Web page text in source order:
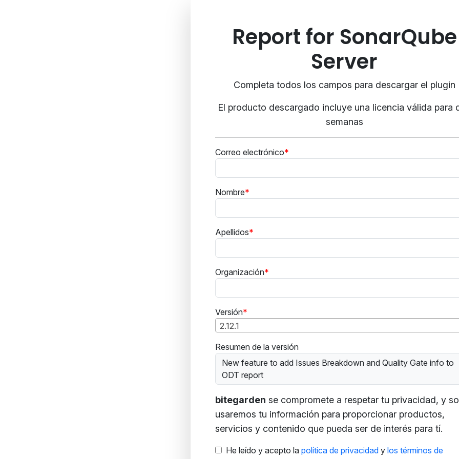
Report for SonarQube
Server
Completa todos los campos para descargar el plugin
El producto descargado incluye una licencia válida para
semanas
Correo electrónico
Nombre
Apellidos
Organización
Versión
2.12.1
Resumen de la versión
New feature to add Issues Breakdown and Quality Gate info to
ODT report
bitegarden se compromete a respetar tu privacidad, y
usaremos tu información para proporcionar productos,
servicios y contenido que pueda ser de interés para tí.
He leído y acepto la política de privacidad y los términos de